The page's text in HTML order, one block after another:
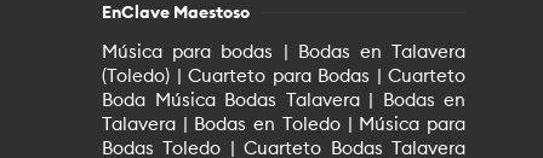
EnClave Maestoso
Música para bodas | Bodas en Talavera
(Toledo) | Cuarteto para Bodas | Cuarteto
Boda Música Bodas Talavera | Bodas en
Talavera | Bodas en Toledo | Música para
Bodas Toledo | Cuarteto Bodas Talavera